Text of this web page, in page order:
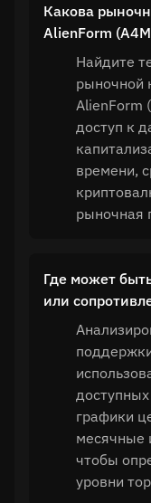
Какова
AlienForm
Найдите
рыночной
AlienForm
доступ к
времени,
рыночная
Где может
или
графики
месячные
чтобы
уровни